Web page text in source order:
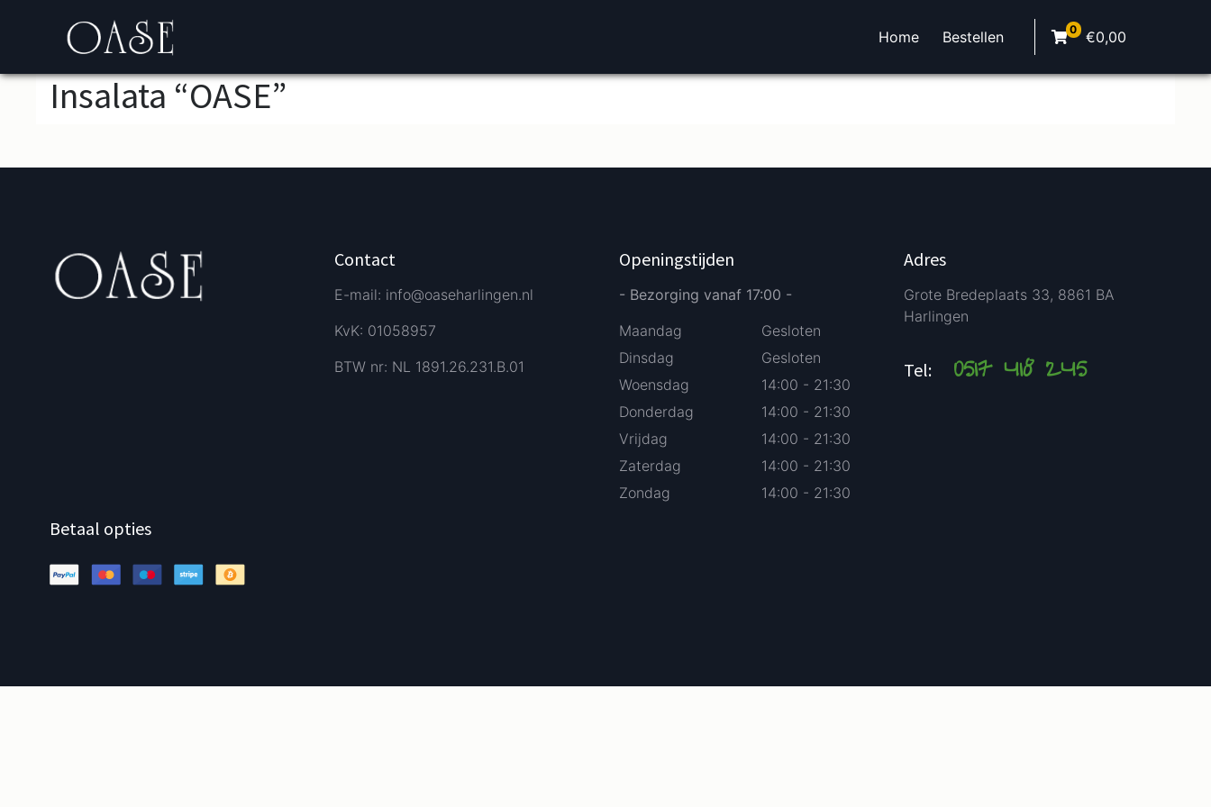
Home Bestellen 0 €0,00
Insalata “OASE”
Contact
E-mail: info@oaseharlingen.nl
KvK: 01058957
BTW nr: NL 1891.26.231.B.01
Openingstijden
- Bezorging vanaf 17:00 -
Maandag
Dinsdag
Woensdag
Donderdag
Vrijdag
Zaterdag
Zondag
Gesloten
Gesloten
14:00 - 21:30
14:00 - 21:30
14:00 - 21:30
14:00 - 21:30
14:00 - 21:30
Adres
Grote Bredeplaats 33, 8861 BA
Harlingen
Tel: 0517 418 245
Betaal opties